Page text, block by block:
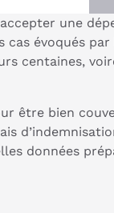
une
cas évoqués
centaines,
être bien
données